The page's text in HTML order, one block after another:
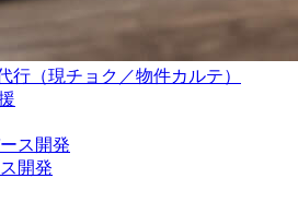
行（現チョク／物件カルテ）
開発